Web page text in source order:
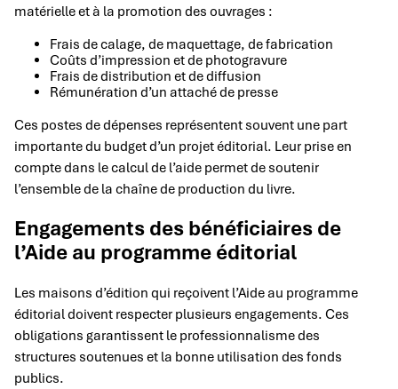
matérielle et à la promotion des ouvrages :
Frais de calage, de maquettage, de fabrication
Coûts d’impression et de photogravure
Frais de distribution et de diffusion
Rémunération d’un attaché de presse
Ces postes de dépenses représentent souvent une part
importante du budget d’un projet éditorial. Leur prise en
compte dans le calcul de l’aide permet de soutenir
l’ensemble de la chaîne de production du livre.
Engagements des bénéficiaires de
l’Aide au programme éditorial
Les maisons d’édition qui reçoivent l’Aide au programme
éditorial doivent respecter plusieurs engagements. Ces
obligations garantissent le professionnalisme des
structures soutenues et la bonne utilisation des fonds
publics.